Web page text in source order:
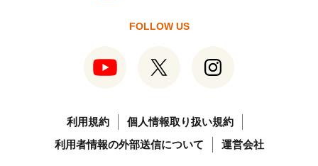
FOLLOW US
利用規約
個人情報取り扱い規約
利用者情報の外部送信について
運営会社